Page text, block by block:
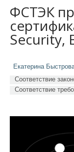
ФСТЭК
Security,
Екатерина
Соответствие
Соответствие